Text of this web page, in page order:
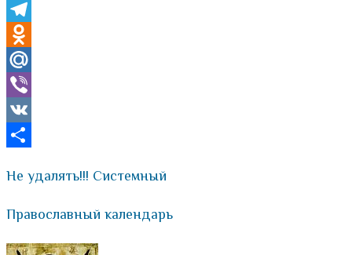
Skype
Telegram
Odnoklassniki
Mail.Ru
Viber
VK
Не удалять!!! Системный
Православный календарь